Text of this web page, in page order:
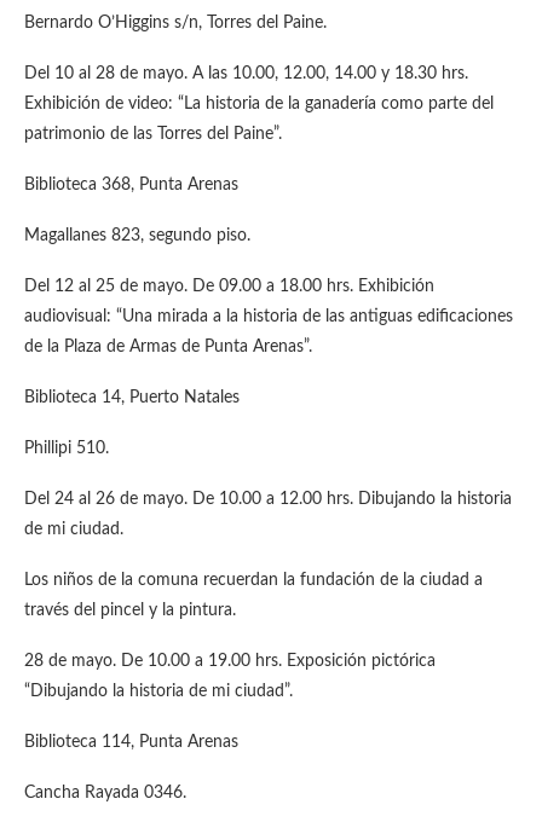
Bernardo O’Higgins s/n, Torres del Paine.
Del 10 al 28 de mayo. A las 10.00, 12.00, 14.00 y 18.30 hrs.
Exhibición de video: “La historia de la ganadería como parte del
patrimonio de las Torres del Paine”.
Biblioteca 368, Punta Arenas
Magallanes 823, segundo piso.
Del 12 al 25 de mayo. De 09.00 a 18.00 hrs. Exhibición
audiovisual: “Una mirada a la historia de las antiguas edificaciones
de la Plaza de Armas de Punta Arenas”.
Biblioteca 14, Puerto Natales
Phillipi 510.
Del 24 al 26 de mayo. De 10.00 a 12.00 hrs. Dibujando la historia
de mi ciudad.
Los niños de la comuna recuerdan la fundación de la ciudad a
través del pincel y la pintura.
28 de mayo. De 10.00 a 19.00 hrs. Exposición pictórica
“Dibujando la historia de mi ciudad”.
Biblioteca 114, Punta Arenas
Cancha Rayada 0346.